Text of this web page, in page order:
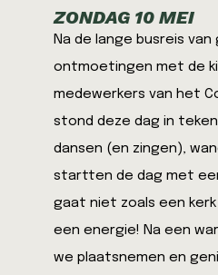
ZONDAG 10 MEI
Na de lange busreis
ontmoetingen met de
medewerkers van het
stond deze dag in
dansen (en zingen),
startten de dag met
gaat niet zoals een kerk
een energie! Na een
we plaatsnemen en